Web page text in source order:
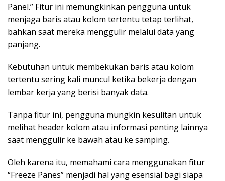
Panel.” Fitur ini memungkinkan pengguna untuk
menjaga baris atau kolom tertentu tetap terlihat,
bahkan saat mereka menggulir melalui data yang
panjang.
Kebutuhan untuk membekukan baris atau kolom
tertentu sering kali muncul ketika bekerja dengan
lembar kerja yang berisi banyak data.
Tanpa fitur ini, pengguna mungkin kesulitan untuk
melihat header kolom atau informasi penting lainnya
saat menggulir ke bawah atau ke samping.
Oleh karena itu, memahami cara menggunakan fitur
“Freeze Panes” menjadi hal yang esensial bagi siapa